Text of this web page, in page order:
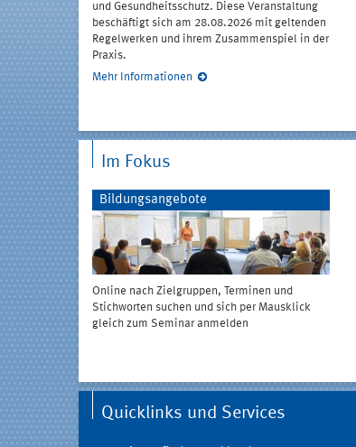
und Gesundheitsschutz. Diese Veranstaltung
beschäftigt sich am 28.08.2026 mit geltenden
Regelwerken und ihrem Zusammenspiel in der
Praxis.
Mehr Informationen
Im Fokus
Bildungsangebote
Online nach Zielgruppen, Terminen und
Stichworten suchen und sich per Mausklick
gleich zum Seminar anmelden
Quicklinks und Services